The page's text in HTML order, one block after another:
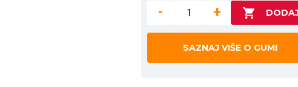
- +
SAZNAJ VIŠE O GUMI